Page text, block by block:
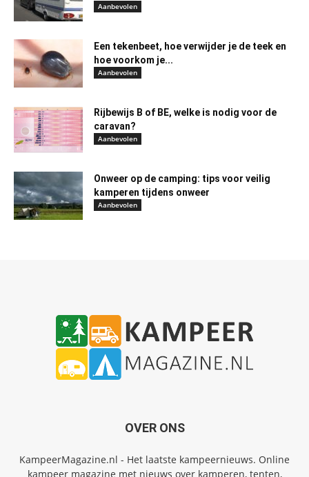
Aanbevolen
Een tekenbeet, hoe verwijder je de teek en
hoe voorkom je...
Aanbevolen
Rijbewijs B of BE, welke is nodig voor de
caravan?
Aanbevolen
Onweer op de camping: tips voor veilig
kamperen tijdens onweer
Aanbevolen
OVER ONS
KampeerMagazine.nl - Het laatste kampeernieuws. Online
kampeer magazine met nieuws over kamperen, tenten,